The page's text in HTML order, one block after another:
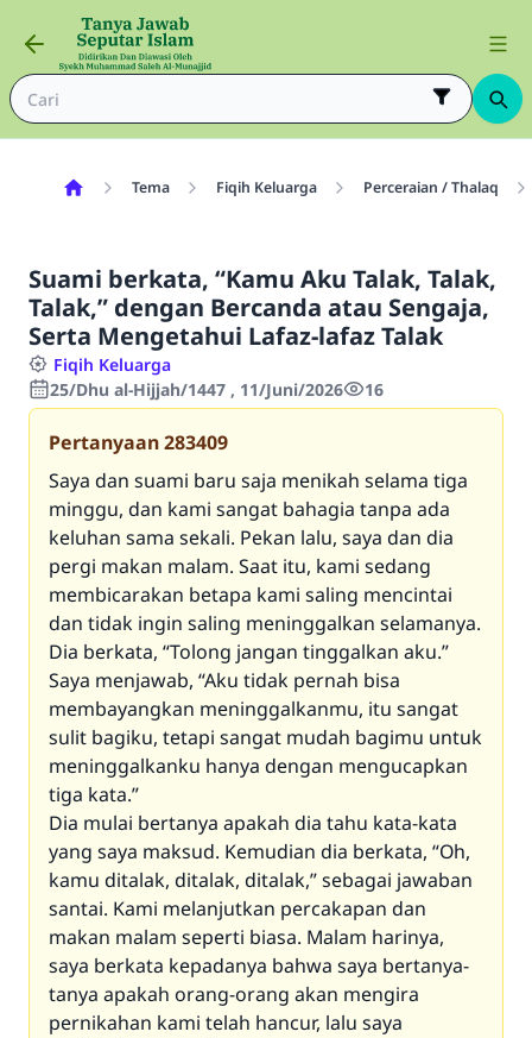
Tema Fiqih Keluarga Perceraian / Thalaq
Suami berkata, “Kamu Aku Talak, Talak,
Talak,” dengan Bercanda atau Sengaja,
Serta Mengetahui Lafaz-lafaz Talak
Fiqih Keluarga
25/Dhu al-Hijjah/1447 , 11/Juni/2026
16
Pertanyaan283409
Saya dan suami baru saja menikah selama tiga
minggu, dan kami sangat bahagia tanpa ada
keluhan sama sekali. Pekan lalu, saya dan dia
pergi makan malam. Saat itu, kami sedang
membicarakan betapa kami saling mencintai
dan tidak ingin saling meninggalkan selamanya.
Dia berkata, “Tolong jangan tinggalkan aku.”
Saya menjawab, “Aku tidak pernah bisa
membayangkan meninggalkanmu, itu sangat
sulit bagiku, tetapi sangat mudah bagimu untuk
meninggalkanku hanya dengan mengucapkan
tiga kata.”
Dia mulai bertanya apakah dia tahu kata-kata
yang saya maksud. Kemudian dia berkata, “Oh,
kamu ditalak, ditalak, ditalak,” sebagai jawaban
santai. Kami melanjutkan percakapan dan
makan malam seperti biasa. Malam harinya,
saya berkata kepadanya bahwa saya bertanya-
tanya apakah orang-orang akan mengira
pernikahan kami telah hancur, lalu saya